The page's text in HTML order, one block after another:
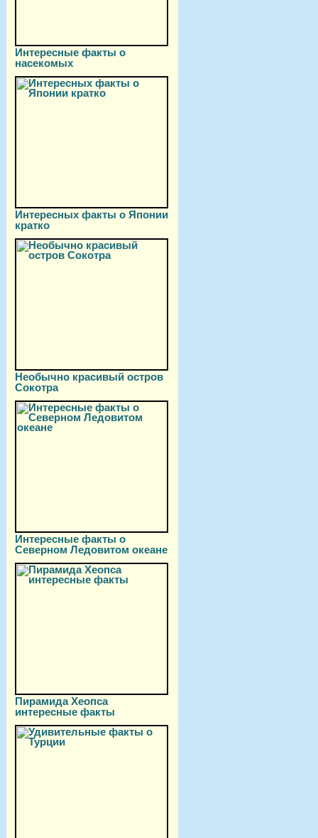
Интересные факты о
насекомых
Интересных факты о Японии
кратко
Необычно красивый остров
Сокотра
Интересные факты о
Северном Ледовитом океане
Пирамида Хеопса
интересные факты